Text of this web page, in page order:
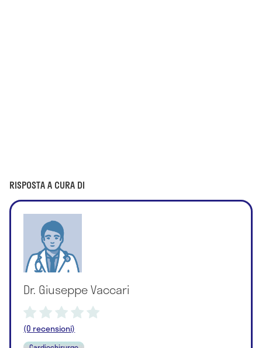
RISPOSTA A CURA DI
Dr. Giuseppe Vaccari
(0 recensioni)